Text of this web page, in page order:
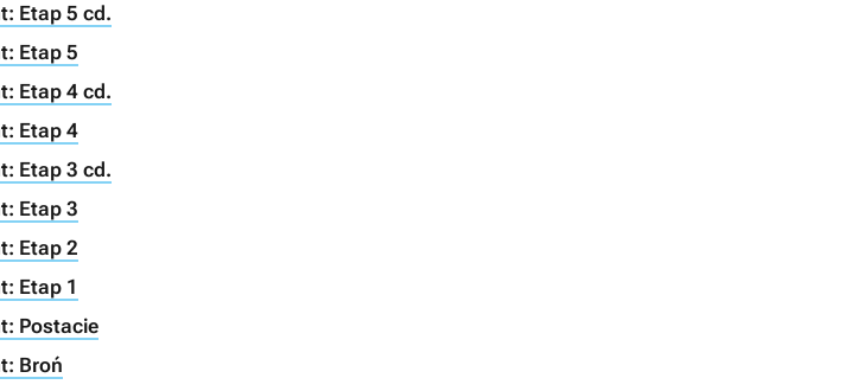
Etap 5 cd.
Etap 5
Etap 4 cd.
Etap 4
Etap 3 cd.
Etap 3
Etap 2
Etap 1
Postacie
Broń